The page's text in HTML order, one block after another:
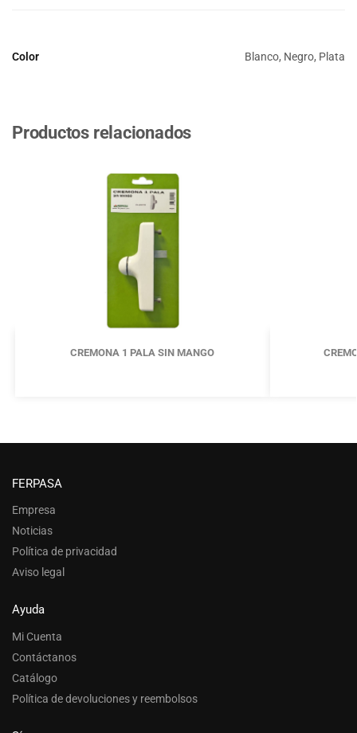
Color Blanco, Negro, Plata
Productos relacionados
CREMONA 1 PALA SIN MANGO
FERPASA
Empresa
Noticias
Política de privacidad
Aviso legal
Ayuda
Mi Cuenta
Contáctanos
Catálogo
Política de devoluciones y reembolsos